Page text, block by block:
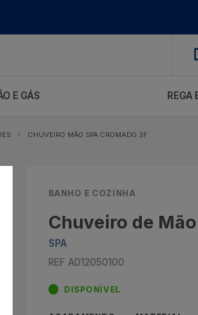
E GÁS REGA
CHUVEIRO MÃO SPA CROMADO 3F
BANHO E COZINHA
Chuveiro de
SPA
REF AD12050100
DISPONÍVEL